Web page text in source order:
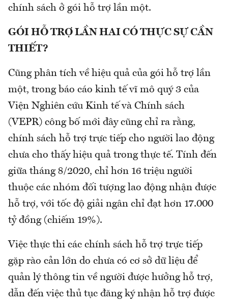
chính sách ở gói hỗ trợ lần một.
GÓI HỖ TRỢ LẦN HAI CÓ THỰC SỰ CẦN
THIẾT?
Cũng phân tích về hiệu quả của gói hỗ trợ lần
một, trong báo cáo kinh tế vĩ mô quý 3 của
Viện Nghiên cứu Kinh tế và Chính sách
(VEPR) công bố mới đây cũng chỉ ra rằng,
chính sách hỗ trợ trực tiếp cho người lao động
chưa cho thấy hiệu quả trong thực tế. Tính đến
giữa tháng 8/2020, chỉ hơn 16 triệu người
thuộc các nhóm đối tượng lao động nhận được
hỗ trợ, với tốc độ giải ngân chỉ đạt hơn 17.000
tỷ đồng (chiếm 19%).
Việc thực thi các chính sách hỗ trợ trực tiếp
gặp rào cản lớn do chưa có cơ sở dữ liệu để
quản lý thông tin về người được hưởng hỗ trợ,
dẫn đến việc thủ tục đăng ký nhận hỗ trợ được